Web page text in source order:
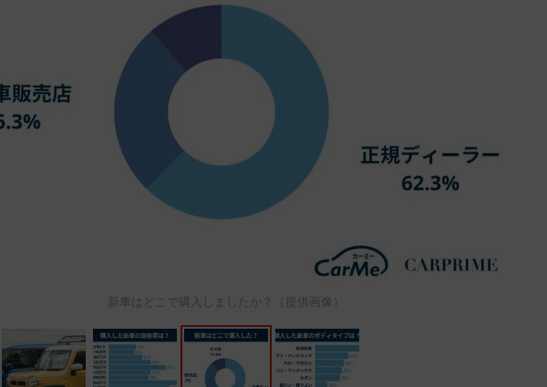
新車はどこで購入しましたか？（提供画像）